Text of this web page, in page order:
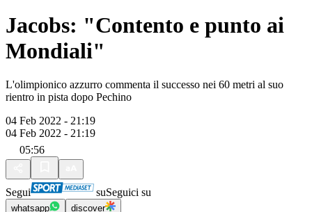
Jacobs: "Contento e punto ai
Mondiali"
L'olimpionico azzurro commenta il successo nei 60 metri al suo
rientro in pista dopo Pechino
04 Feb 2022 - 21:19
04 Feb 2022 - 21:19
05:56
Segui suSeguici su
whatsapp discover